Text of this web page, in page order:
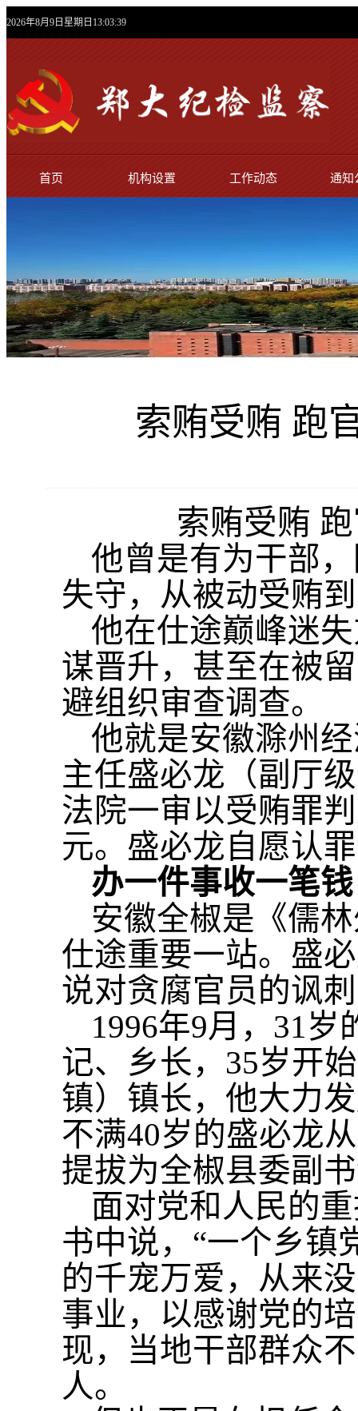
2026年8月9日星期日13:03:40
首页 机构设置 工作动态 通知
索贿受贿 跑
索贿受贿
他曾是有为干部
失守，从被动受贿
他在仕途巅峰迷
谋晋升，甚至在被
避组织审查调查。
他就是安徽滁州
主任盛必龙（副厅
法院一审以受贿罪
元。盛必龙自愿认
办一件事收一笔钱
安徽全椒是《儒
仕途重要一站。盛
说对贪腐官员的讽
1996年9月，31
记、乡长，35岁开
镇）镇长，他大力
不满40岁的盛必龙
提拔为全椒县委副
面对党和人民的
书中说，“一个乡镇
的千宠万爱，从来
事业，以感谢党的
现，当地干部群众
人。